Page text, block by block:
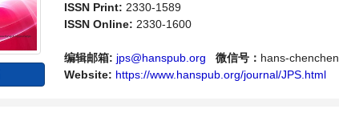
ISSN Print: 2330-1589
ISSN Online: 2330-1600
编辑邮箱: jps@hanspub.org 微信号： hans-chenchen
Website: https://www.hanspub.org/journal/JPS.html